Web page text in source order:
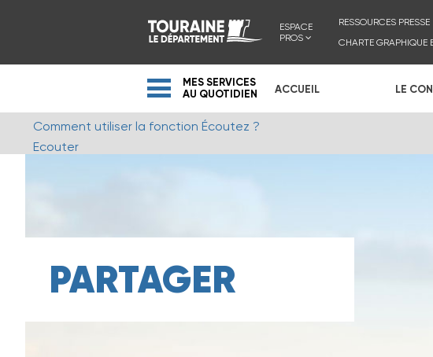
ESPACE
PROS
RESSOURCES PRESSE
CHARTE GRAPHIQUE
MES SERVICES
AU QUOTIDIEN
ACCUEIL LE
Comment utiliser la fonction Écoutez ?
Ecouter
PARTAGER